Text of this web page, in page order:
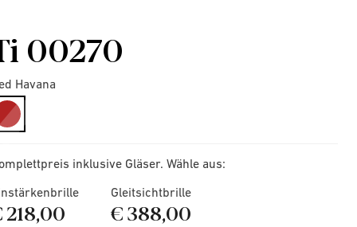
00270
Havana
selected
inklusive Gläser. Wähle aus:
218,00
Gleitsichtbrille
€ 388,00